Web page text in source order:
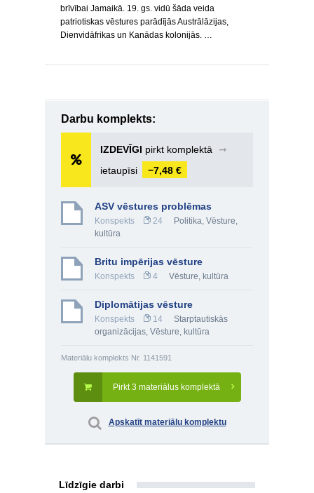
brīvībai Jamaikā. 19. gs. vidū šāda veida
patriotiskas vēstures parādījās Austrālāzijas,
Dienvidāfrikas un Kanādas kolonijās. …
Darbu komplekts:
IZDEVĪGI pirkt komplektā
➞
ietaupīsi
−7,48 €
ASV vēstures problēmas
Konspekts 24 Politika, Vēsture,
kultūra
Britu impērijas vēsture
Konspekts 4 Vēsture, kultūra
Diplomātijas vēsture
Konspekts 14
Starptautiskās
organizācijas, Vēsture, kultūra
Materiālu komplekts Nr. 1141591
Pirkt 3 materiālus komplektā
Apskatīt materiālu komplektu
Līdzīgie darbi